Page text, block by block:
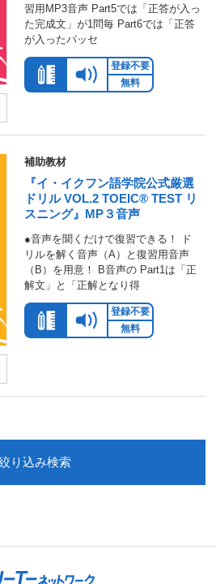
習用MP3音声 Part5では「正答が入っ
た完成文」が1問毎 Part6では「正答
が入ったパッセ
登録不要
無料
補助教材
『イ・イクフン語学院公式厳選
ドリル VOL.2 TOEIC® TEST リ
スニング』MP３音声
●音声を聞くだけで復習できる！ ド
リルを解く音声（A）と復習用音声
（B）を用意！ B音声の Part1は「正
解文」と「正解となり得
登録不要
無料
り込み検索